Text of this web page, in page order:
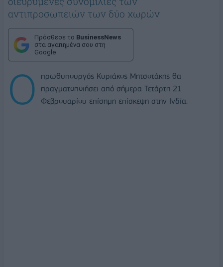
αντιπροσωπειών των δύο χωρών
Πρόσθεσε το BusinessNews
στα αγαπημένα σου στη
Google
Ο
πρωθυπουργός Κυριάκος Μητσοτάκης θα
πραγματοποιήσει από σήμερα Τετάρτη 21
Φεβρουαρίου επίσημη επίσκεψη στην Ινδία.